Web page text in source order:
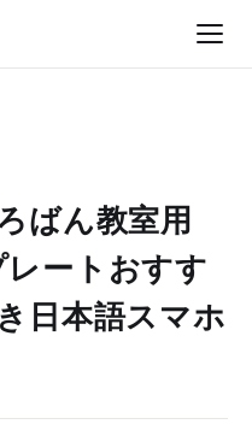
ばん教室用
ートおすす
日本語スマホ